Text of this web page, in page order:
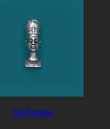
Nofretete